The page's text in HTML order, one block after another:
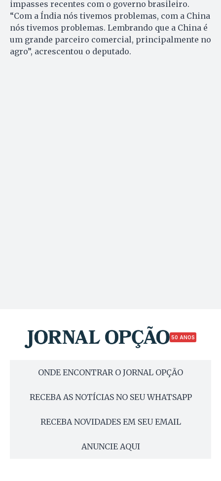
impasses recentes com o governo brasileiro.
“Com a Índia nós tivemos problemas, com a China
nós tivemos problemas. Lembrando que a China é
um grande parceiro comercial, principalmente no
agro”, acrescentou o deputado.
50 ANOS
ONDE ENCONTRAR O JORNAL OPÇÃO
RECEBA AS NOTÍCIAS NO SEU WHATSAPP
RECEBA NOVIDADES EM SEU EMAIL
ANUNCIE AQUI